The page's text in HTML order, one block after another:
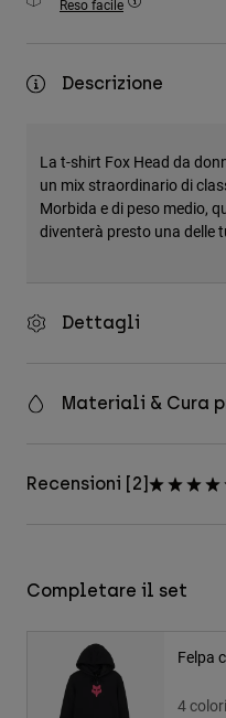
Accessori
Borse e zaini
Vedi tutto
Reso facile
Descrizione
La t-shirt Fox Head da
un mix straordinario di
Morbida e di peso medio,
diventerà presto una delle
Dettagli
Materiali & Cura
Recensioni [2]
Completare il set
Felpa
4